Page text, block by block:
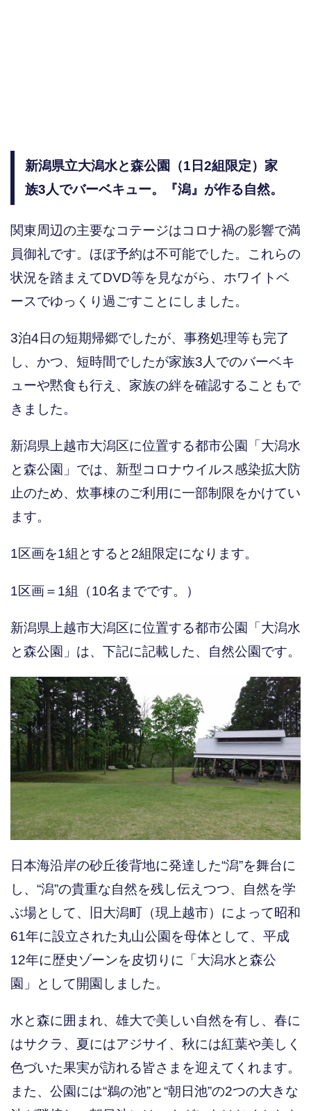
新潟県立大潟水と森公園（1日2組限定）家
族3人でバーベキュー。『潟』が作る自然。
関東周辺の主要なコテージはコロナ禍の影響で満
員御礼です。ほぼ予約は不可能でした。これらの
状況を踏まえてDVD等を見ながら、ホワイトベ
ースでゆっくり過ごすことにしました。
3泊4日の短期帰郷でしたが、事務処理等も完了
し、かつ、短時間でしたが家族3人でのバーベキ
ューや黙食も行え、家族の絆を確認することもで
きました。
新潟県上越市大潟区に位置する都市公園「大潟水
と森公園」では、新型コロナウイルス感染拡大防
止のため、炊事棟のご利用に一部制限をかけてい
ます。
1区画を1組とすると2組限定になります。
1区画＝1組（10名までです。）
新潟県上越市大潟区に位置する都市公園「大潟水
と森公園」は、下記に記載した、自然公園です。
日本海沿岸の砂丘後背地に発達した“潟”を舞台に
し、“潟”の貴重な自然を残し伝えつつ、自然を学
ぶ場として、旧大潟町（現上越市）によって昭和
61年に設立された丸山公園を母体として、平成
12年に歴史ゾーンを皮切りに「大潟水と森公
園」として開園しました。
水と森に囲まれ、雄大で美しい自然を有し、春に
はサクラ、夏にはアジサイ、秋には紅葉や美しく
色づいた果実が訪れる皆さまを迎えてくれます。
また、公園には“鵜の池”と“朝日池”の2つの大きな